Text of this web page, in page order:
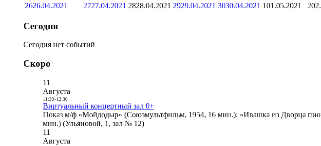
2626.04.2021 2727.04.2021 2828.04.2021 2929.04.2021 3030.04.2021 101.05.2021 2
Сегодня
Сегодня нет событий
Скоро
11
Августа
11:30- 12:30
Виртуальный концертный зал 0+
Показ м/ф «Мойдодыр» (Союзмультфильм, 1954, 16 мин.); «Ивашка из Дворца
мин.) (Ульяновой, 1, зал № 12)
11
Августа